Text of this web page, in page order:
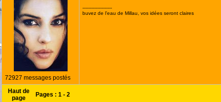
72927 messages postés
--------------------
buvez de l'eau de Millau, vos idées seront claires
Haut de
page
Pages : 1 - 2